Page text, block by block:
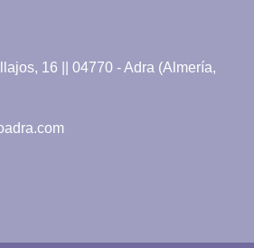
16 || 04770 - Adra (Almería,